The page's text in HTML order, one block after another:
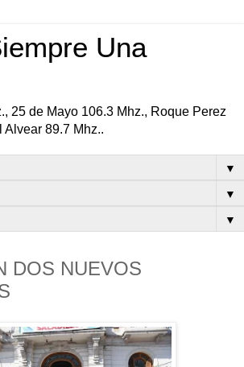
Una
25 de Mayo 106.3 Mhz., Roque Perez
Alvear 89.7 Mhz..
▼
▼
▼
DOS NUEVOS